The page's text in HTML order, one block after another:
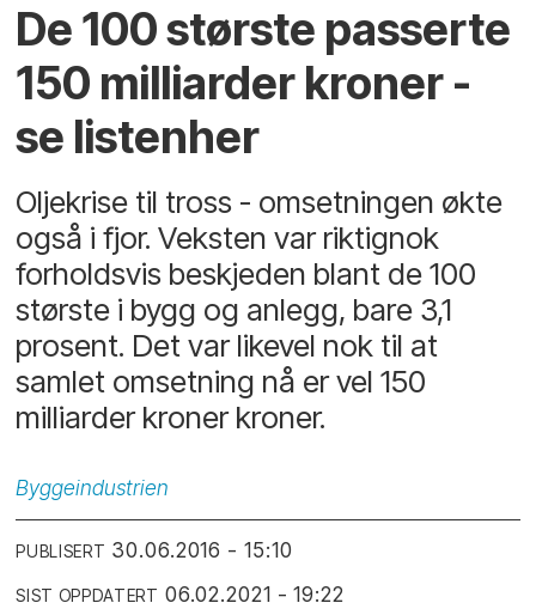
De 100 største passerte
150 milliarder kroner -
se listenher
Oljekrise til tross - omsetningen økte
også i fjor. Veksten var riktignok
forholdsvis beskjeden blant de 100
største i bygg og anlegg, bare 3,1
prosent. Det var likevel nok til at
samlet omsetning nå er vel 150
milliarder kroner kroner.
Byggeindustrien
PUBLISERT 30.06.2016 - 15:10
SIST OPPDATERT 06.02.2021 - 19:22